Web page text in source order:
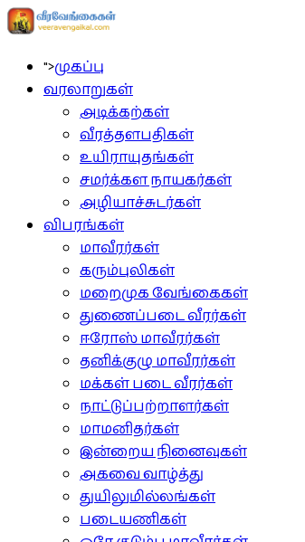
">முகப்பு
வரலாறுகள்
அடிக்கற்கள்
வீரத்தளபதிகள்
உயிராயுதங்கள்
சமர்க்கள நாயகர்கள்
அழியாச்சுடர்கள்
விபரங்கள்
மாவீரர்கள்
கரும்புலிகள்
மறைமுக வேங்கைகள்
துணைப்படை வீரர்கள்
ஈரோஸ் மாவீரர்கள்
தனிக்குழு மாவீரர்கள்
மக்கள் படை வீரர்கள்
நாட்டுப்பற்றாளர்கள்
மாமனிதர்கள்
இன்றைய நினைவுகள்
அகவை வாழ்த்து
துயிலுமில்லங்கள்
படையணிகள்